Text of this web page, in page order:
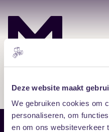
Deze website maakt
We gebruiken cookies om
personaliseren, om
en om ons websiteverkeer